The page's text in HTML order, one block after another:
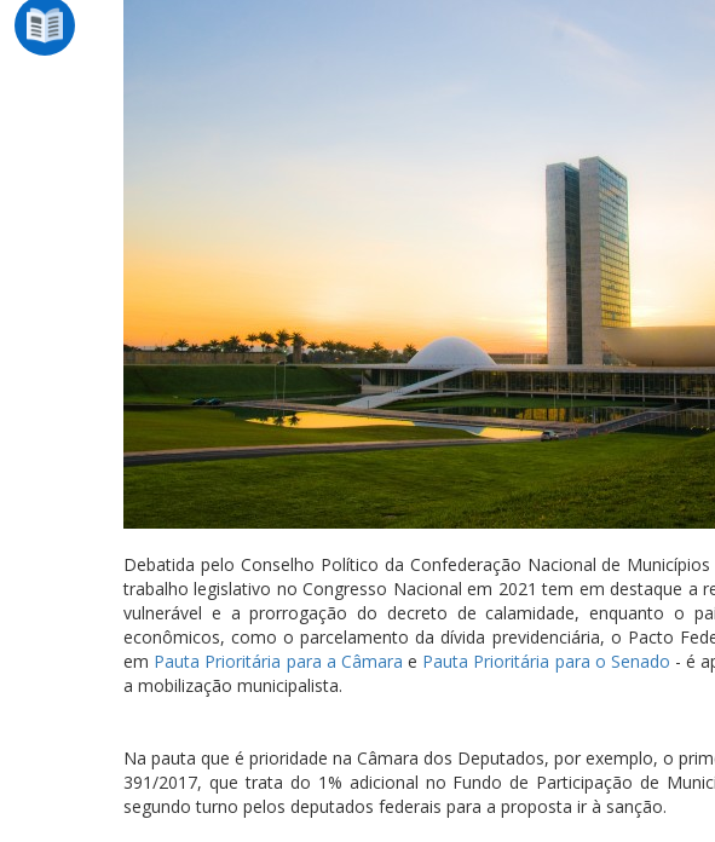
Debatida pelo Conselho Político da Confederação Nacional de
trabalho legislativo no Congresso Nacional em 2021 tem em destaque a
vulnerável e a prorrogação do decreto de calamidade, enquanto o
econômicos, como o parcelamento da dívida previdenciária, o Pacto
em Pauta Prioritária para a Câmara e Pauta Prioritária para o Senado - é
a mobilização municipalista.
Na pauta que é prioridade na Câmara dos Deputados, por exemplo, o
391/2017, que trata do 1% adicional no Fundo de Participação de
segundo turno pelos deputados federais para a proposta ir à sanção.